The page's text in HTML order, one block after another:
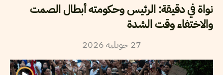
نواة في دقيقة: الرئيس وحكومته أبطال الصمت
والاختفاء وقت الشدة
27 جويلية2026